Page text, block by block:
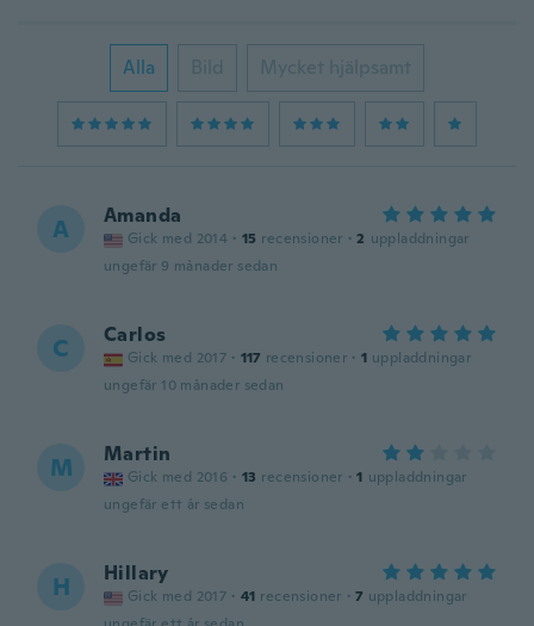
Alla Bild Mycket hjälpsamt
A Amanda
Gick med 2014 · 15 recensioner · 2 uppladdningar
ungefär 9 månader sedan
C Carlos
Gick med 2017 · 117 recensioner · 1 uppladdningar
ungefär 10 månader sedan
M Martin
Gick med 2016 · 13 recensioner · 1 uppladdningar
ungefär ett år sedan
H Hillary
Gick med 2017 · 41 recensioner · 7 uppladdningar